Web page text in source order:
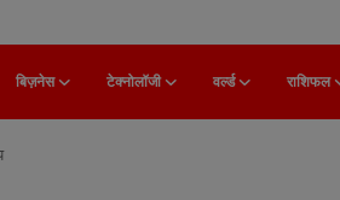
बिज़नेस टेक्नोलॉजी वर्ल्ड राशिफल